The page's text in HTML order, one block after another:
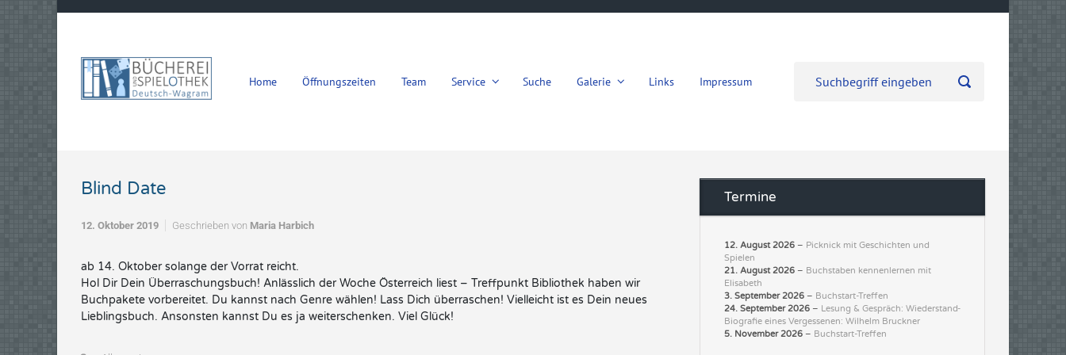
Home Öffnungszeiten Team Service Suche Galerie Links Impressum
Blind Date
12. Oktober 2019 Geschrieben von Maria Harbich
ab 14. Oktober solange der Vorrat reicht.
Hol Dir Dein Überraschungsbuch! Anlässlich der Woche Österreich liest – Treffpunkt Bibliothek haben wir
Buchpakete vorbereitet. Du kannst nach Genre wählen! Lass Dich überraschen! Vielleicht ist es Dein neues
Lieblingsbuch. Ansonsten kannst Du es ja weiterschenken. Viel Glück!
Termine
12. August 2026 – Picknick mit Geschichten und
Spielen
21. August 2026 – Buchstaben kennenlernen mit
Elisabeth
3. September 2026 – Buchstart-Treffen
24. September 2026 – Lesung & Gespräch: Wiederstand-
Biografie eines Vergessenen: Wilhelm Bruckner
5. November 2026 – Buchstart-Treffen